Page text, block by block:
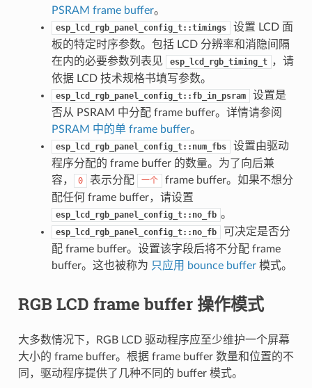
PSRAM frame buffer。
esp_lcd_rgb_panel_config_t::timings
设置 LCD 面
板的特定时序参数。包括 LCD 分辨率和消隐间隔
在内的必要参数列表见
esp_lcd_rgb_timing_t ，请
依据 LCD 技术规格书填写参数。
esp_lcd_rgb_panel_config_t::fb_in_psram
设置是
否从 PSRAM 中分配 frame buffer。详情请参阅
PSRAM 中的单 frame buffer。
esp_lcd_rgb_panel_config_t::num_fbs
设置由驱动
程序分配的 frame buffer 的数量。为了向后兼
容，
0 表示分配 一个
frame buffer。如果不想分
配任何 frame buffer，请设置
esp_lcd_rgb_panel_config_t::no_fb 。
esp_lcd_rgb_panel_config_t::no_fb
可决定是否分
配 frame buffer。设置该字段后将不分配 frame
buffer。这也被称为 只应用 bounce buffer模式。
RGB LCD frame buffer 操作模式
大多数情况下，RGB LCD 驱动程序应至少维护一个屏幕
大小的 frame buffer。根据 frame buffer 数量和位置的不
同，驱动程序提供了几种不同的 buffer 模式。